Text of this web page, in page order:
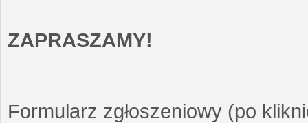
ZAPRASZAMY!
Formularz zgłoszeniowy (po